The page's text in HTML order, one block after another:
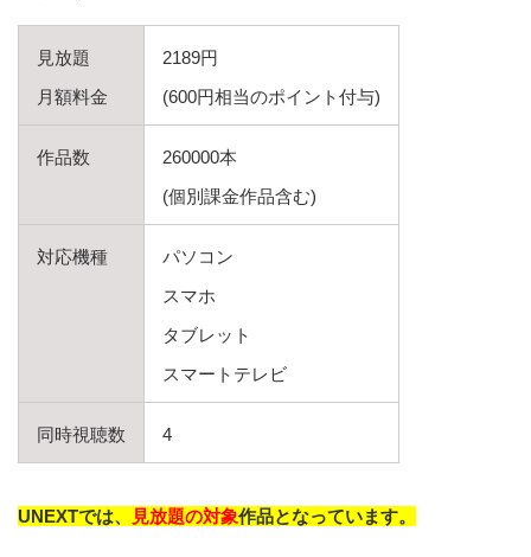
見放題
月額料金
2189円
(600円相当のポイント付与)
作品数
260000本
(個別課金作品含む)
対応機種
パソコン
スマホ
タブレット
スマートテレビ
同時視聴数 4
UNEXTでは、 見放題の対象作品となっています。